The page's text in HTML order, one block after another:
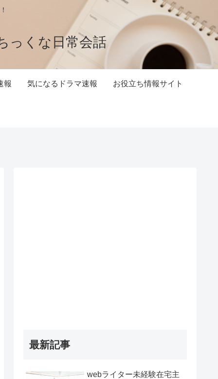
っくな日常会話
報 気になるドラマ速報 お役立ち情報サイト
最新記事
webライター未経験在宅主